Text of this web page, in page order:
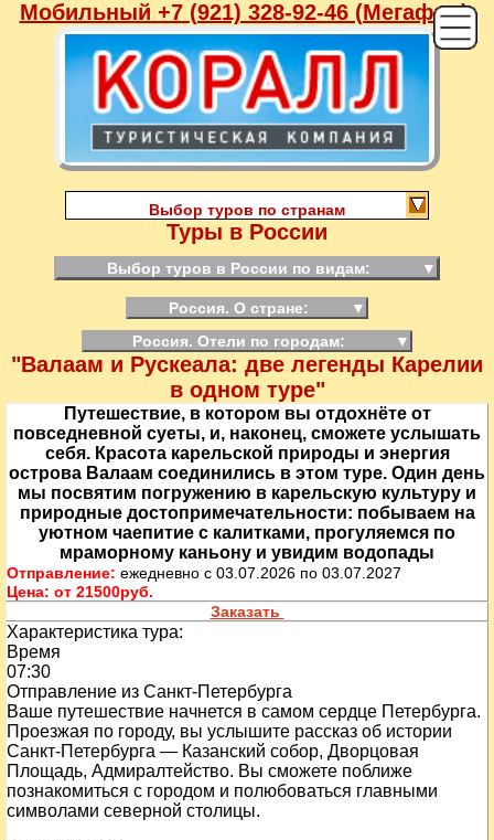
Мобильный +7 (921) 328-92-46 (Мегафон),
Выбор туров по странам
Туры в России
Выбор туров в России по видам: ▼
Россия. О стране:
▼
Россия. Отели по городам:
▼
"Валаам и Рускеала: две легенды Карелии
в одном туре"
Путешествие, в котором вы отдохнёте от
повседневной суеты, и, наконец, сможете услышать
себя. Красота карельской природы и энергия
острова Валаам соединились в этом туре. Один день
мы посвятим погружению в карельскую культуру и
природные достопримечательности: побываем на
уютном чаепитие с калитками, прогуляемся по
мраморному каньону и увидим водопады
Отправление: ежедневно с 03.07.2026 по 03.07.2027
Цена: от 21500руб.
Заказать
Характеристика тура:
Время
07:30
Отправление из Санкт-Петербурга
Ваше путешествие начнется в самом сердце Петербурга.
Проезжая по городу, вы услышите рассказ об истории
Санкт-Петербурга — Казанский собор, Дворцовая
Площадь, Адмиралтейство. Вы сможете поближе
познакомиться с городом и полюбоваться главными
символами северной столицы.